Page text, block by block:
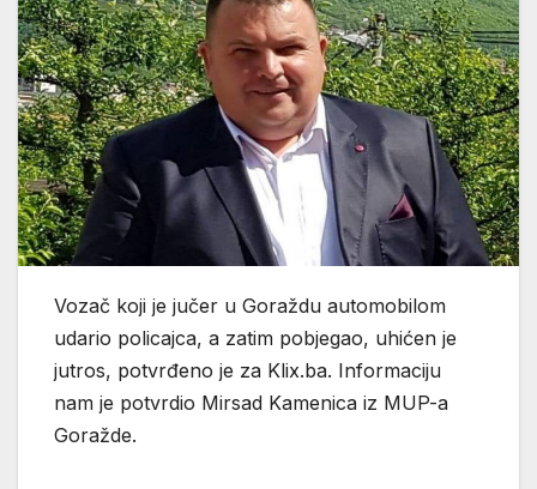
Vozač koji je jučer u Goraždu automobilom
udario policajca, a zatim pobjegao, uhićen je
jutros, potvrđeno je za Klix.ba. Informaciju
nam je potvrdio Mirsad Kamenica iz MUP-a
Goražde.